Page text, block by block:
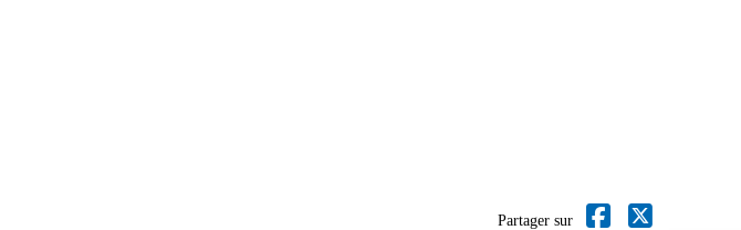
Partager sur